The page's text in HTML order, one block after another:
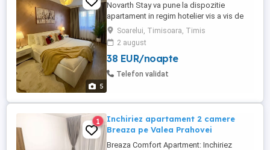
5
Novarth Stay va pune la dispozitie
apartament in regim hotelier vis a vis de
spitalul Judetean si 2 minute de
McDonald s. Apartamentul este compus
dintr-un dormitor cu pat matrimonial,
living, bucatarie si baie. Complet mobilat
si utilat cu toate dotarile necesare pentru
Soarelui, Timisoara, Timis
2 august
38 EUR/noapte
Telefon validat
1
Inchiriez apartament 2 camere
Breaza pe Valea Prahovei
Breaza Comfort Apartment: Inchiriez